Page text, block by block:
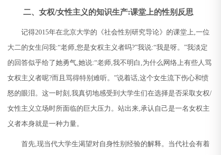
二、女权/女性主义的知识生产:课堂上的性别反思
记得2015年在北京大学的《社会性别研究导论》的课堂上,一位
大二的女生问我:“老师,您是女权主义者吗?”我说:“我是呀。 ”我淡定
的回答似乎给了她勇气,她说:“老师,我不明白 ,为什么网络上有些人骂
女权主义者呢?而且骂得特别难听。 ”说着话,这个女生流下伤心和愤
怒的眼泪。这一时刻 ,我真切地感受到大学生们在选择是否采取女权/
女性主义立场时所面临的巨大压力。站出来,承认自己是一名女权主
义者本身就是一种力量。
首先,现当代大学生渴望对自身性别经验的解释。当代社会有着